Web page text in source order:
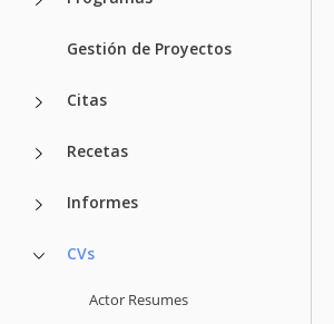
Gestión de Proyectos
Citas
Recetas
Informes
CVs
Actor Resumes